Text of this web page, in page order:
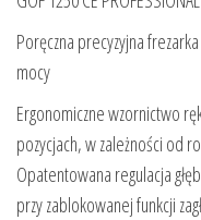
Poręczna precyzyjna
mocy
Ergonomiczne wzornictwo
pozycjach, w zależności od
Opatentowana regulacja
przy zablokowanej funkcji